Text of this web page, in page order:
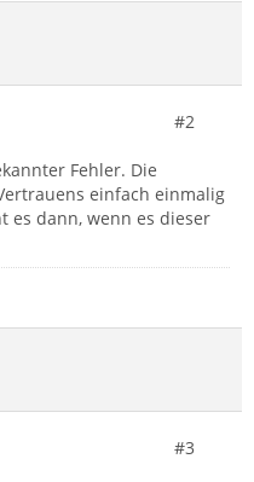
#2
Fehler. Die
einfach einmalig
es dann, wenn es dieser
#3